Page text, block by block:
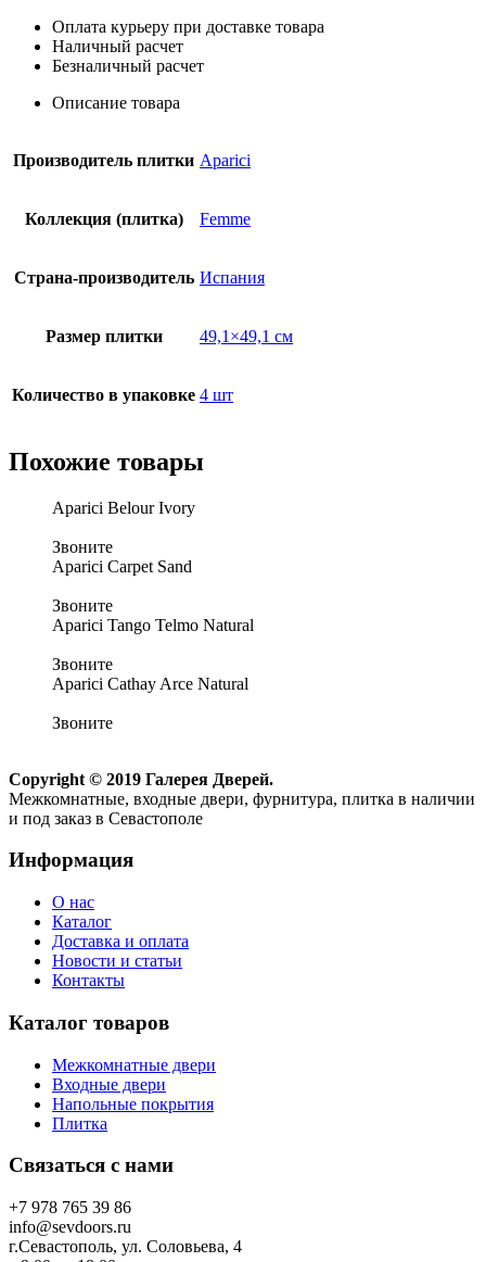
Оплата курьеру при доставке товара
Наличный расчет
Безналичный расчет
Описание товара
Производитель плитки Aparici
Коллекция (плитка) Femme
Страна-производитель Испания
Размер плитки 49,1×49,1 см
Количество в упаковке 4 шт
Похожие товары
Aparici Belour Ivory
Звоните
Aparici Carpet Sand
Звоните
Aparici Tango Telmo Natural
Звоните
Aparici Cathay Arce Natural
Звоните
Copyright © 2019 Галерея Дверей.
Межкомнатные, входные двери, фурнитура, плитка в наличии
и под заказ в Севастополе
Информация
О нас
Каталог
Доставка и оплата
Новости и статьи
Контакты
Каталог товаров
Межкомнатные двери
Входные двери
Напольные покрытия
Плитка
Связаться с нами
+7 978 765 39 86
info@sevdoors.ru
г.Севастополь, ул. Соловьева, 4